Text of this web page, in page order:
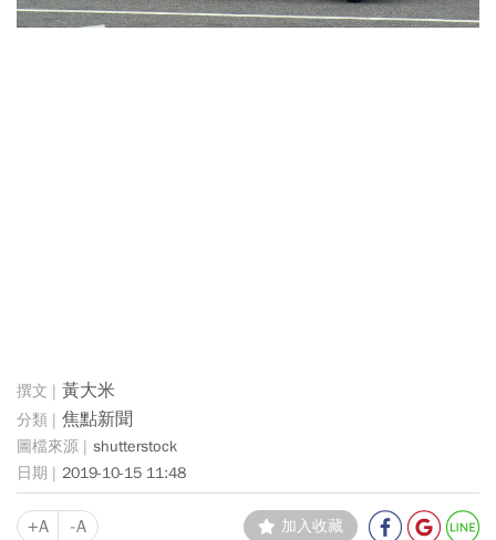
黃大米
焦點新聞
shutterstock
2019-10-15 11:48
+A -A 加入收藏